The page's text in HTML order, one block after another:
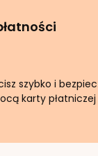
szybko i
karty płatniczej